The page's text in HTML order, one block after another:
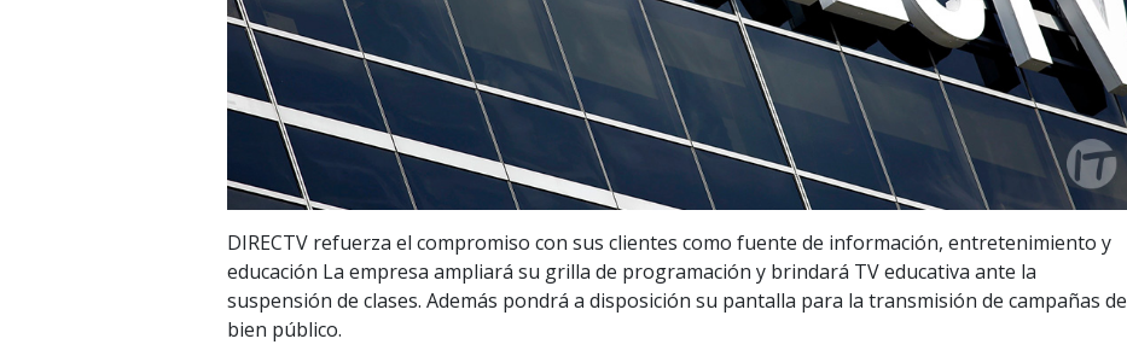
DIRECTV refuerza el compromiso con sus clientes como fuente de información, entretenimiento y
educación La empresa ampliará su grilla de programación y brindará TV educativa ante la
suspensión de clases. Además pondrá a disposición su pantalla para la transmisión de campañas de
bien público.